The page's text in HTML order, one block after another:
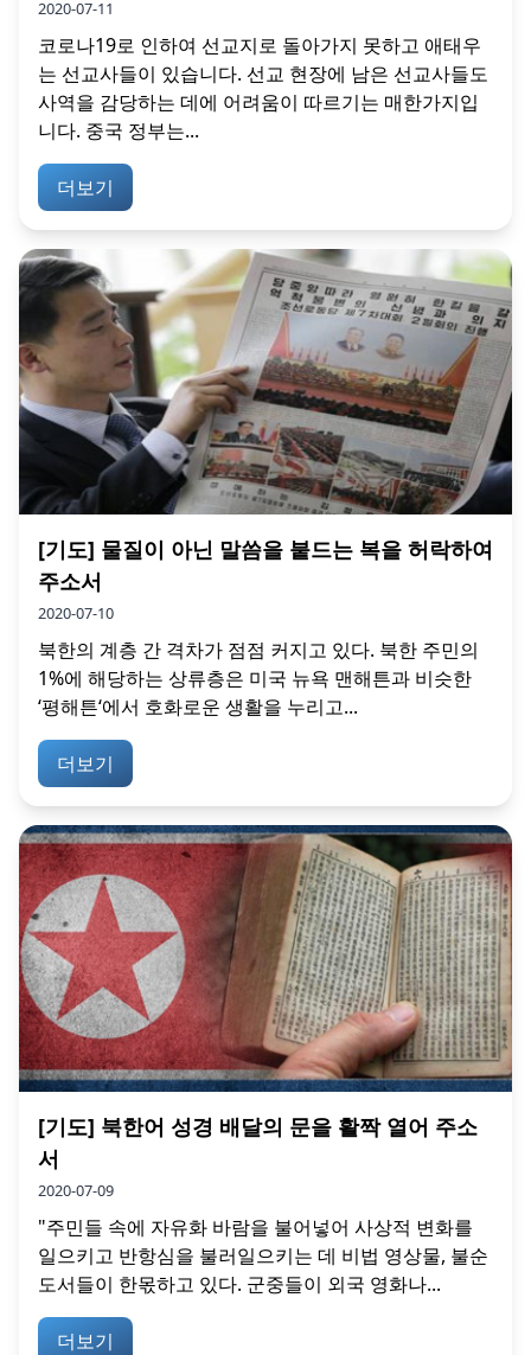
2020-07-11
코로나19로 인하여 선교지로 돌아가지 못하고 애태우
는 선교사들이 있습니다. 선교 현장에 남은 선교사들도
사역을 감당하는 데에 어려움이 따르기는 매한가지입
니다. 중국 정부는...
더보기
[기도] 물질이 아닌 말씀을 붙드는 복을 허락하여
주소서
2020-07-10
북한의 계층 간 격차가 점점 커지고 있다. 북한 주민의
1%에 해당하는 상류층은 미국 뉴욕 맨해튼과 비슷한
‘평해튼‘에서 호화로운 생활을 누리고...
더보기
[기도] 북한어 성경 배달의 문을 활짝 열어 주소
서
2020-07-09
"주민들 속에 자유화 바람을 불어넣어 사상적 변화를
일으키고 반항심을 불러일으키는 데 비법 영상물, 불순
도서들이 한몫하고 있다. 군중들이 외국 영화나...
더보기